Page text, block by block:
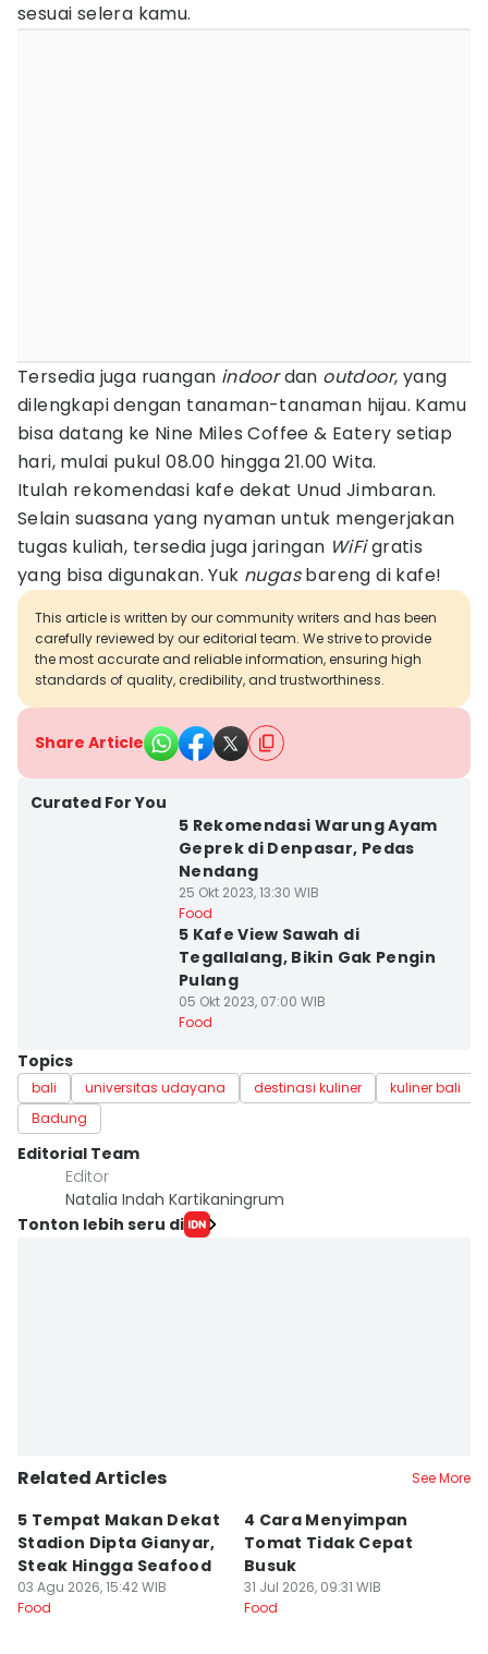
sesuai selera kamu.
Tersedia juga ruangan indoordan outdoor, yang
dilengkapi dengan tanaman-tanaman hijau. Kamu
bisa datang ke Nine Miles Coffee & Eatery setiap
hari, mulai pukul 08.00 hingga 21.00 Wita.
Itulah rekomendasi kafe dekat Unud Jimbaran.
Selain suasana yang nyaman untuk mengerjakan
tugas kuliah, tersedia juga jaringan WiFigratis
yang bisa digunakan. Yuk nugasbareng di kafe!
This article is written by our community writers and has been
carefully reviewed by our editorial team. We strive to provide
the most accurate and reliable information, ensuring high
standards of quality, credibility, and trustworthiness.
Share Article
Curated For You
5 Rekomendasi Warung Ayam
Geprek di Denpasar, Pedas
Nendang
25 Okt 2023, 13:30 WIB
Food
5 Kafe View Sawah di
Tegallalang, Bikin Gak Pengin
Pulang
05 Okt 2023, 07:00 WIB
Food
Topics
bali universitas udayana destinasi kuliner
kuliner bali
Badung
Editorial Team
Editor
Natalia Indah Kartikaningrum
Tonton lebih seru di
Related Articles See More
5 Tempat Makan Dekat
Stadion Dipta Gianyar,
Steak Hingga Seafood
03 Agu 2026, 15:42 WIB
Food
4 Cara Menyimpan
Tomat Tidak Cepat
Busuk
31 Jul 2026, 09:31 WIB
Food